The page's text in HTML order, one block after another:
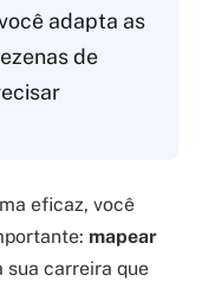
adapta as
de
eficaz, você
mapear
sua carreira que